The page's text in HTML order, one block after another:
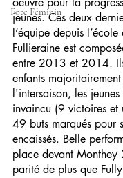
Fote Féminin
jeunes. Ces deux
l’équipe depuis
Fullieraine est
entre 2013 et 2014.
enfants
l'intersaison, les
invaincu (9 victoires et
49 buts marqués pour
encaissés. Belle
place devant
parité de plus que